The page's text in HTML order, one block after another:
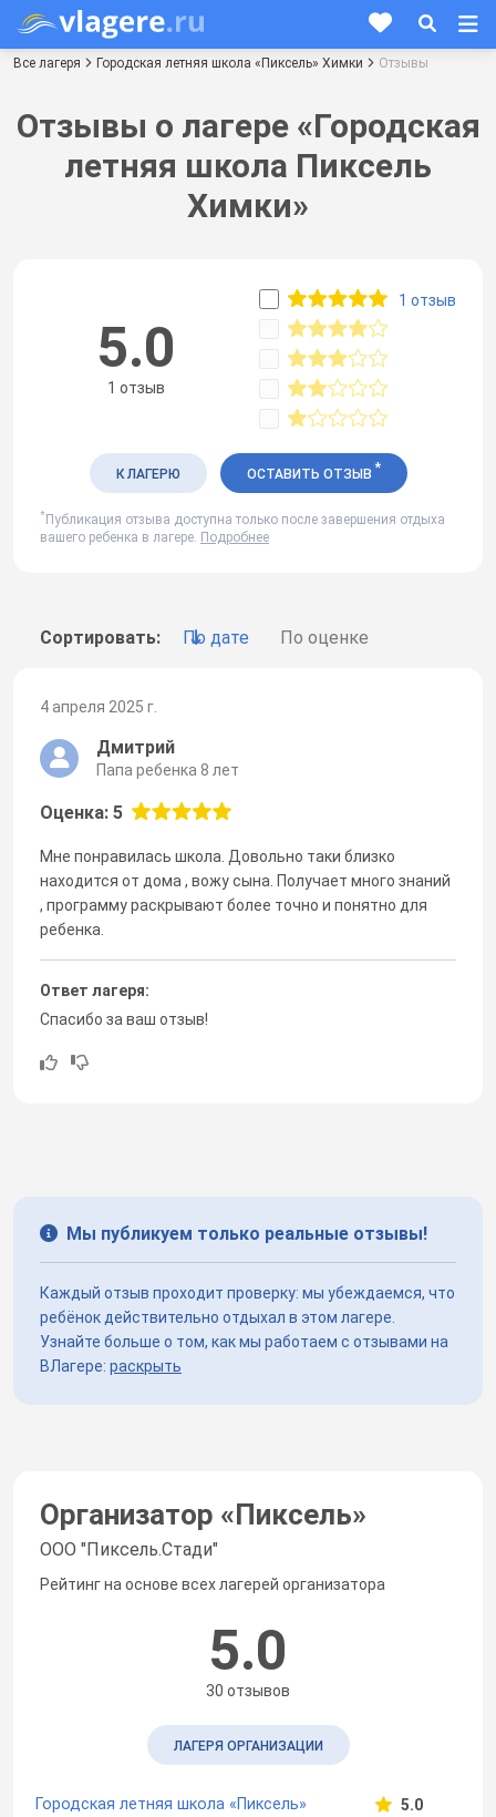
Все лагеря Городская летняя школа «Пиксель» Химки Отзывы
Отзывы о лагере «Городская
летняя школа Пиксель
Химки»
Сортировать: По дате По оценке
4 апреля 2025 г.
Дмитрий
Папа ребенка 8 лет
Оценка: 5
Мне понравилась школа. Довольно таки близко
находится от дома , вожу сына. Получает много знаний
, программу раскрывают более точно и понятно для
ребенка.
Ответ лагеря:
Спасибо за ваш отзыв!
5.0
1 отзыв
1 отзыв
К ЛАГЕРЮ ОСТАВИТЬ ОТЗЫВ *
* Публикация отзыва доступна только после завершения отдыха
вашего ребенка в лагере. Подробнее
Мы публикуем только реальные отзывы!
Каждый отзыв проходит проверку: мы убеждаемся, что
ребёнок действительно отдыхал в этом лагере.
Узнайте больше о том, как мы работаем с отзывами на
ВЛагере: раскрыть
Организатор «Пиксель»
ООО "Пиксель.Стади"
Рейтинг на основе всех лагерей организатора
5.0
30 отзывов
ЛАГЕРЯ ОРГАНИЗАЦИИ
Городская летняя школа «Пиксель»
5.0